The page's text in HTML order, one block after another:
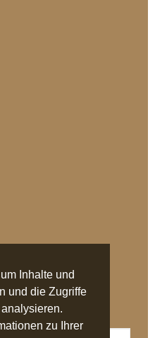
Inhalte und
und die Zugriffe
zu Ihrer